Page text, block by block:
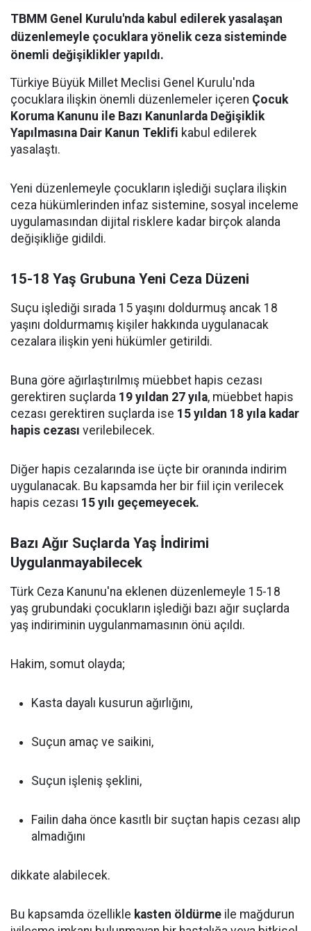
TBMM Genel Kurulu'nda kabul edilerek yasalaşan
düzenlemeyle çocuklara yönelik ceza sisteminde
önemli değişiklikler yapıldı.
Türkiye Büyük Millet Meclisi Genel Kurulu'nda
çocuklara ilişkin önemli düzenlemeler içeren Çocuk
Koruma Kanunu ile Bazı Kanunlarda Değişiklik
Yapılmasına Dair Kanun Teklifi kabul edilerek
yasalaştı.
Yeni düzenlemeyle çocukların işlediği suçlara ilişkin
ceza hükümlerinden infaz sistemine, sosyal inceleme
uygulamasından dijital risklere kadar birçok alanda
değişikliğe gidildi.
15-18 Yaş Grubuna Yeni Ceza Düzeni
Suçu işlediği sırada 15 yaşını doldurmuş ancak 18
yaşını doldurmamış kişiler hakkında uygulanacak
cezalara ilişkin yeni hükümler getirildi.
Buna göre ağırlaştırılmış müebbet hapis cezası
gerektiren suçlarda 19 yıldan 27 yıla, müebbet hapis
cezası gerektiren suçlarda ise 15 yıldan 18 yıla kadar
hapis cezası verilebilecek.
Diğer hapis cezalarında ise üçte bir oranında indirim
uygulanacak. Bu kapsamda her bir fiil için verilecek
hapis cezası 15 yılı geçemeyecek.
Bazı Ağır Suçlarda Yaş İndirimi
Uygulanmayabilecek
Türk Ceza Kanunu'na eklenen düzenlemeyle 15-18
yaş grubundaki çocukların işlediği bazı ağır suçlarda
yaş indiriminin uygulanmamasının önü açıldı.
Hakim, somut olayda;
Kasta dayalı kusurun ağırlığını,
Suçun amaç ve saikini,
Suçun işleniş şeklini,
Failin daha önce kasıtlı bir suçtan hapis cezası alıp
almadığını
dikkate alabilecek.
Bu kapsamda özellikle kasten öldürme ile mağdurun